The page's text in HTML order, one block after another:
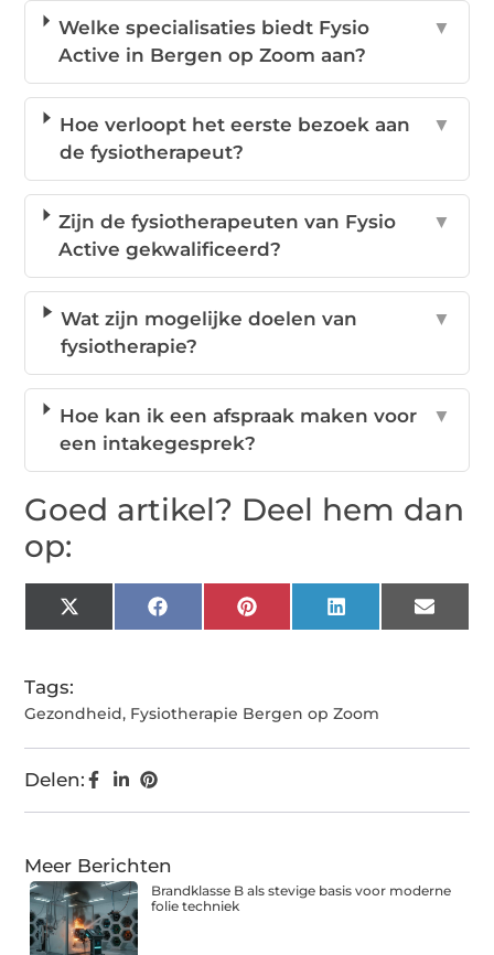
Welke specialisaties biedt Fysio
Active in Bergen op Zoom aan?
▼
Hoe verloopt het eerste bezoek aan
de fysiotherapeut?
▼
Zijn de fysiotherapeuten van Fysio
Active gekwalificeerd?
▼
Wat zijn mogelijke doelen van
fysiotherapie?
▼
Hoe kan ik een afspraak maken voor
een intakegesprek?
▼
Goed artikel? Deel hem dan
op:
X
(Twitter)
FacebookPinterestLinkedIn Email
Tags:
Gezondheid, Fysiotherapie Bergen op Zoom
Delen:
Meer Berichten
Brandklasse B als stevige basis voor moderne
folie techniek